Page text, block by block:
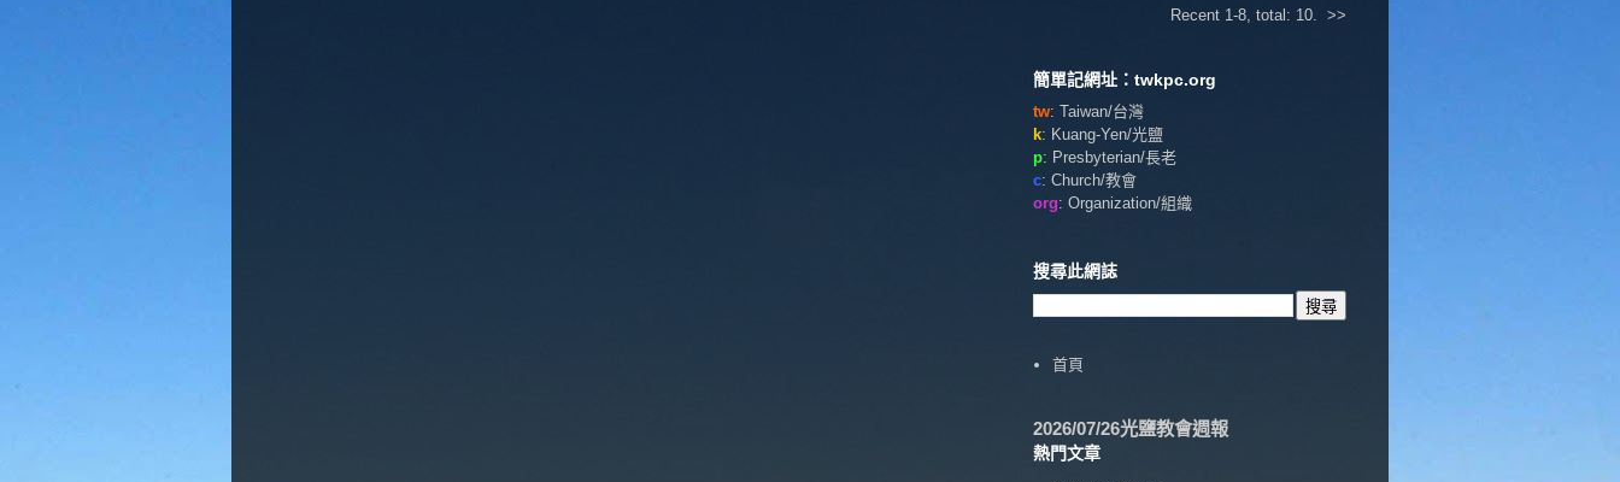
Recent 1-8, total: 10. >>
簡單記網址：twkpc.org
tw: Taiwan/台灣
k: Kuang-Yen/光鹽
p: Presbyterian/長老
c: Church/教會
org: Organization/組織
搜尋此網誌
首頁
2026/07/26光鹽教會週報
熱門文章